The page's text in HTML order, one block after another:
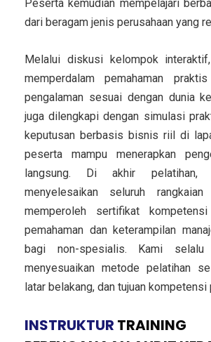
Peserta kemudian mempelajari
dari beragam jenis perusahaan yang
Melalui diskusi kelompok
memperdalam pemahaman
pengalaman sesuai dengan dunia
juga dilengkapi dengan simulasi
keputusan berbasis bisnis riil di
peserta mampu menerapkan
langsung. Di akhir pelatihan,
menyelesaikan seluruh
memperoleh sertifikat
pemahaman dan keterampilan
bagi non-spesialis. Kami selalu
menyesuaikan metode pelatihan
latar belakang, dan tujuan kompetensi
INSTRUKTUR TRAINING